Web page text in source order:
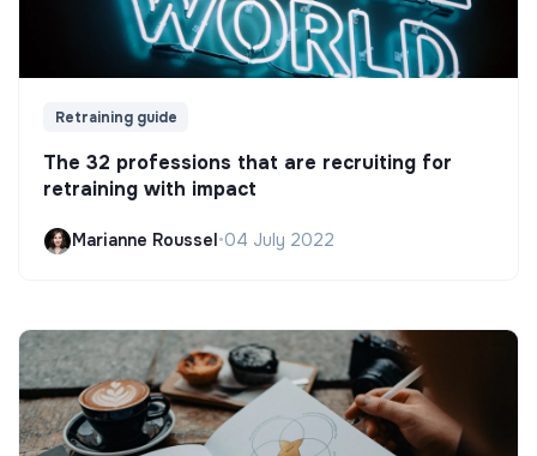
Retraining guide
The 32 professions that are recruiting for
retraining with impact
Marianne Roussel•04 July 2022